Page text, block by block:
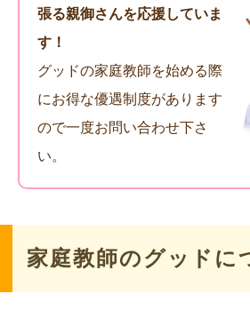
張る親御さんを応援していま
す！
グッドの家庭教師を始める際
にお得な優遇制度があります
ので一度お問い合わせ下さ
い。
家庭教師のグッドに